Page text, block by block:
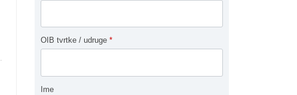
OIB tvrtke / udruge *
Ime